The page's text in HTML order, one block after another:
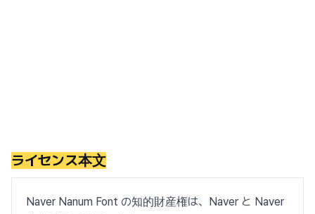
ライセンス本文
Naver Nanum Font の知的財産権は、Naver と Naver